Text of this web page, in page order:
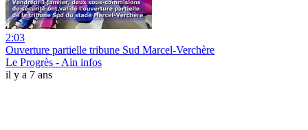
2:03
Ouverture partielle tribune Sud Marcel-Verchère
Le Progrès - Ain infos
il y a 7 ans